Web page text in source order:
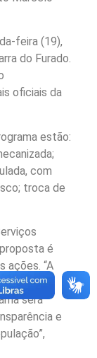
feira (19),
do Furado.
oficiais da
estão:
com
troca de
é
ações. “A
um
será
e